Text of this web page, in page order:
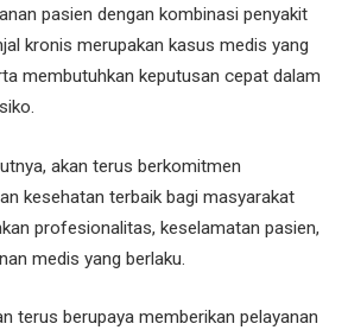
pasien dengan kombinasi penyakit
kronis merupakan kasus medis yang
membutuhkan keputusan cepat dalam
akan terus berkomitmen
kesehatan terbaik bagi masyarakat
profesionalitas, keselamatan pasien,
medis yang berlaku.
terus berupaya memberikan pelayanan